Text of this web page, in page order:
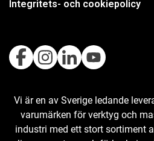
Integritets- och cookiepolicy
Vi är en av Sverige ledande
varumärken för verktyg och
industri med ett stort sortiment